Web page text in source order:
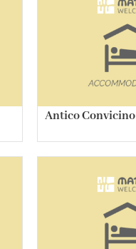
Antico Convicino